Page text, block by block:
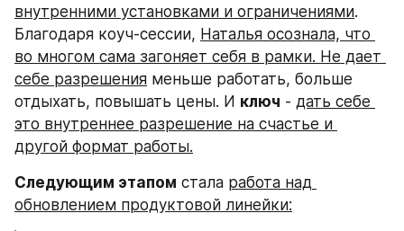
внутренними установками и ограничениями.
Благодаря коуч-сессии, Наталья осознала, что
во многом сама загоняет себя в рамки. Не дает
себе разрешения меньше работать, больше
отдыхать, повышать цены. И ключ - дать себе
это внутреннее разрешение на счастье и
другой формат работы.
Следующим этапом стала работа над
обновлением продуктовой линейки: